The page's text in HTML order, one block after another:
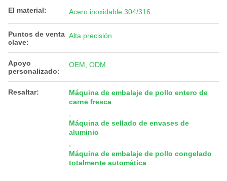
El material: Acero inoxidable 304/316
Puntos de venta
clave:
Alta precisión
Apoyo
personalizado:
OEM, ODM
Resaltar:
Máquina de embalaje de pollo entero de
carne fresca
Máquina de sellado de envases de
aluminio
Máquina de embalaje de pollo congelado
totalmente automática